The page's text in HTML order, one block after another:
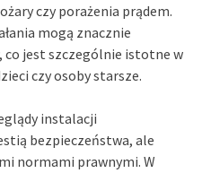
czy porażenia prądem.
mogą znacznie
co jest szczególnie istotne w
czy osoby starsze.
instalacji
bezpieczeństwa, ale
normami prawnymi. W